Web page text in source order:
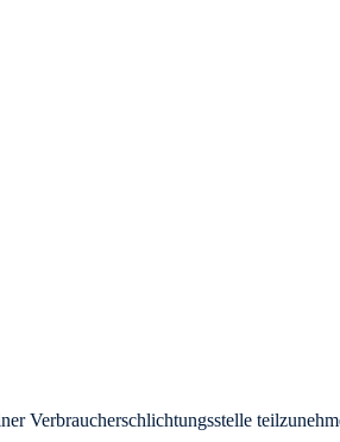
Verbraucherschlichtungsstelle